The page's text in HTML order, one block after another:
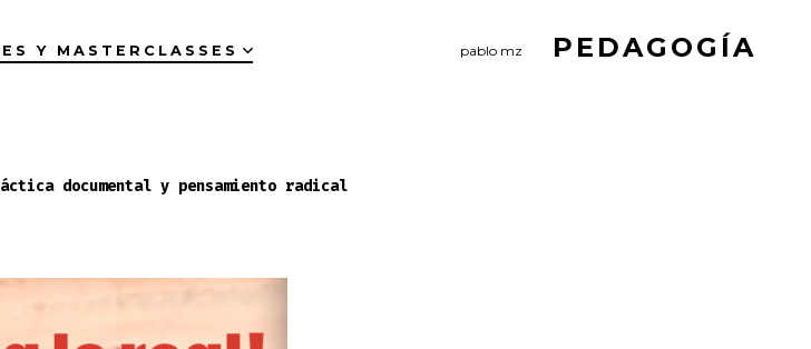
PEDAGOGÍA
pablo mz
Y MASTERCLASSES
documental y pensamiento radical